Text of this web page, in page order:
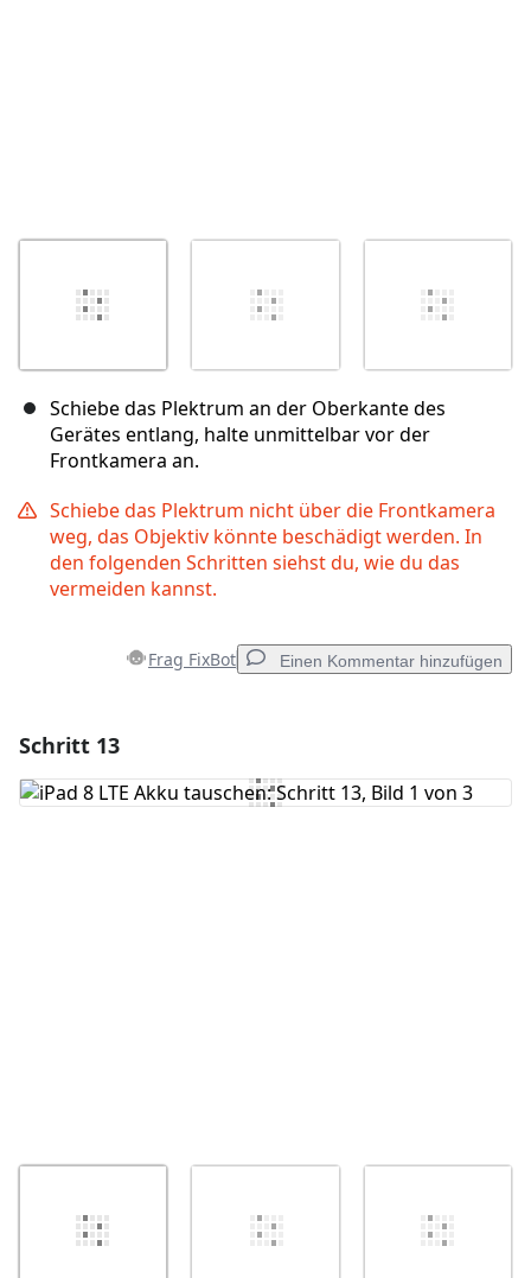
Schiebe das Plektrum an der Oberkante des
Gerätes entlang, halte unmittelbar vor der
Frontkamera an.
Schiebe das Plektrum nicht über die Frontkamera
weg, das Objektiv könnte beschädigt werden. In
den folgenden Schritten siehst du, wie du das
vermeiden kannst.
Frag FixBot Einen Kommentar hinzufügen
Kommentar hinzufügen
Schritt 13